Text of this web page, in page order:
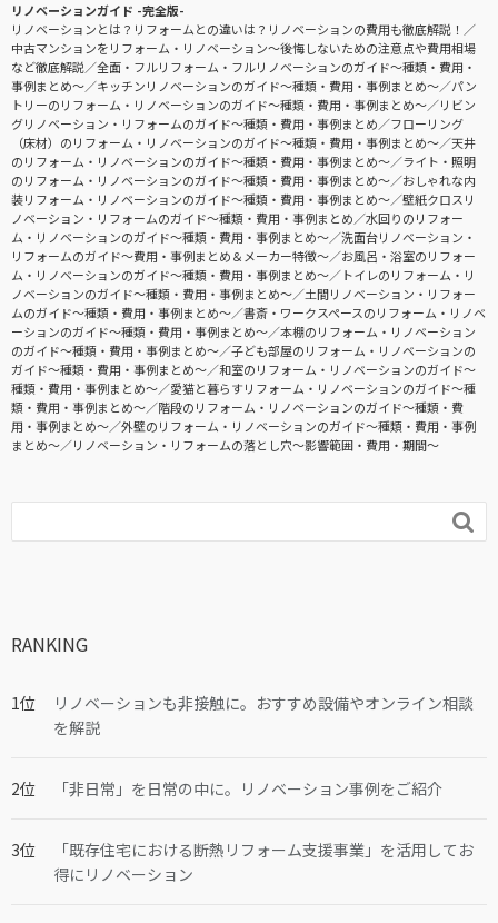
リノベーションガイド -完全版-
リノベーションとは？リフォームとの違いは？リノベーションの費用も徹底解説！
中古マンションをリフォーム・リノベーション〜後悔しないための注意点や費用相場
など徹底解説
全面・フルリフォーム・フルリノベーションのガイド〜種類・費用・
事例まとめ〜
キッチンリノベーションのガイド〜種類・費用・事例まとめ〜
パン
トリーのリフォーム・リノベーションのガイド〜種類・費用・事例まとめ〜
リビン
グリノベーション・リフォームのガイド〜種類・費用・事例まとめ
フローリング
（床材）のリフォーム・リノベーションのガイド〜種類・費用・事例まとめ〜
天井
のリフォーム・リノベーションのガイド〜種類・費用・事例まとめ〜
ライト・照明
のリフォーム・リノベーションのガイド〜種類・費用・事例まとめ〜
おしゃれな内
装リフォーム・リノベーションのガイド〜種類・費用・事例まとめ〜
壁紙クロスリ
ノベーション・リフォームのガイド〜種類・費用・事例まとめ
水回りのリフォー
ム・リノベーションのガイド〜種類・費用・事例まとめ〜
洗面台リノベーション・
リフォームのガイド〜費用・事例まとめ＆メーカー特徴〜
お風呂・浴室のリフォー
ム・リノベーションのガイド〜種類・費用・事例まとめ〜
トイレのリフォーム・リ
ノベーションのガイド〜種類・費用・事例まとめ〜
土間リノベーション・リフォー
ムのガイド〜種類・費用・事例まとめ〜
書斎・ワークスペースのリフォーム・リノベ
ーションのガイド〜種類・費用・事例まとめ〜
本棚のリフォーム・リノベーション
のガイド〜種類・費用・事例まとめ〜
子ども部屋のリフォーム・リノベーションの
ガイド〜種類・費用・事例まとめ〜
和室のリフォーム・リノベーションのガイド〜
種類・費用・事例まとめ〜
愛猫と暮らすリフォーム・リノベーションのガイド〜種
類・費用・事例まとめ〜
階段のリフォーム・リノベーションのガイド〜種類・費
用・事例まとめ〜
外壁のリフォーム・リノベーションのガイド〜種類・費用・事例
まとめ〜
リノベーション・リフォームの落とし穴～影響範囲・費用・期間～

RANKING
リノベーションも非接触に。おすすめ設備やオンライン相談
を解説
「非日常」を日常の中に。リノベーション事例をご紹介
「既存住宅における断熱リフォーム支援事業」を活用してお
得にリノベーション